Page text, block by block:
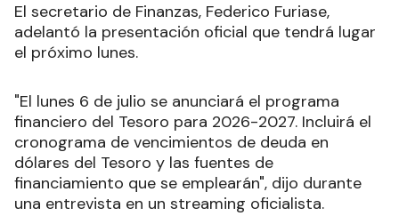
El secretario de Finanzas, Federico Furiase,
adelantó la presentación oficial que tendrá lugar
el próximo lunes.
"El lunes 6 de julio se anunciará el programa
financiero del Tesoro para 2026-2027. Incluirá el
cronograma de vencimientos de deuda en
dólares del Tesoro y las fuentes de
financiamiento que se emplearán", dijo durante
una entrevista en un streaming oficialista.